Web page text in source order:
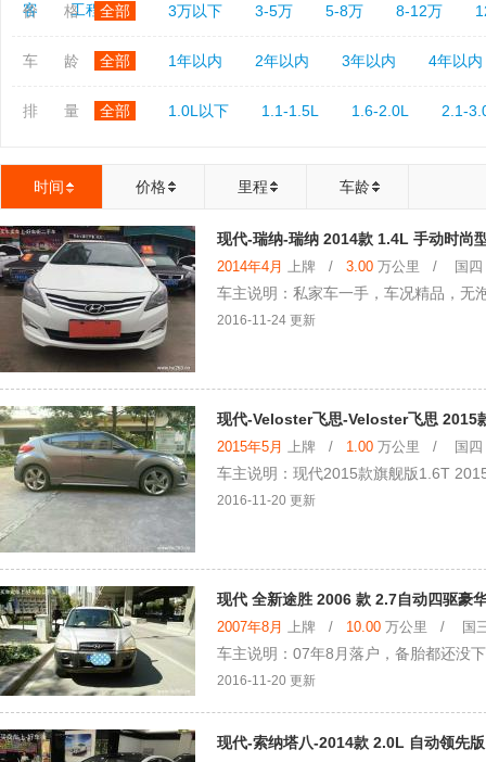
客 工程车
价 格 全部 3万以下 3-5万 5-8万 8-12万
车 龄 全部 1年以内 2年以内 3年以内 4年以内
排 量 全部 1.0L以下 1.1-1.5L 1.6-2.0L 2.1-
时间 价格 里程 车龄
现代-瑞纳-瑞纳 2014款 1.4L 手动时尚
2014年4月 上牌 / 3.00 万公里 / 国四 /
车主说明：私家车一手，车况精品，无
2016-11-24 更新
现代-Veloster飞思-Veloster飞思 2015
2015年5月 上牌 / 1.00 万公里 / 国四 /
车主说明：现代2015款旗舰版1.6T
2016-11-20 更新
现代 全新途胜 2006 款 2.7自动四驱豪
2007年8月 上牌 / 10.00 万公里 / 国三
车主说明：07年8月落户，备胎都还没
2016-11-20 更新
现代-索纳塔八-2014款 2.0L 自动领先版